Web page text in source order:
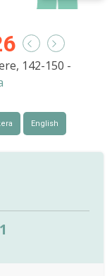
142-150 -
English
1